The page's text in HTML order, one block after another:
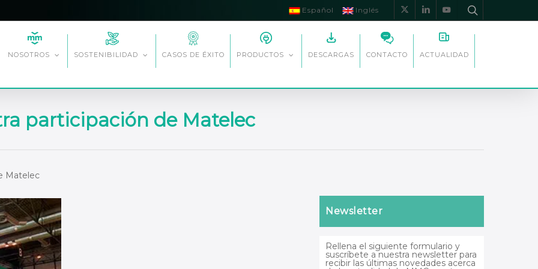
x-
linkedinyoutube
Español Inglés
NOSOTROS SOSTENIBILIDAD CASOS DE ÉXITO PRODUCTOS DESCARGAS CONTACTO ACTUALIDAD
participación de Matelec
Matelec
Newsletter
Rellena el siguiente formulario y
suscríbete a nuestra newsletter para
recibir las últimas novedades acerca